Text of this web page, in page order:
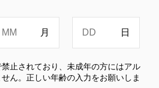
止されており、未成年の方にはアル
ん。正しい年齢の入力をお願いしま